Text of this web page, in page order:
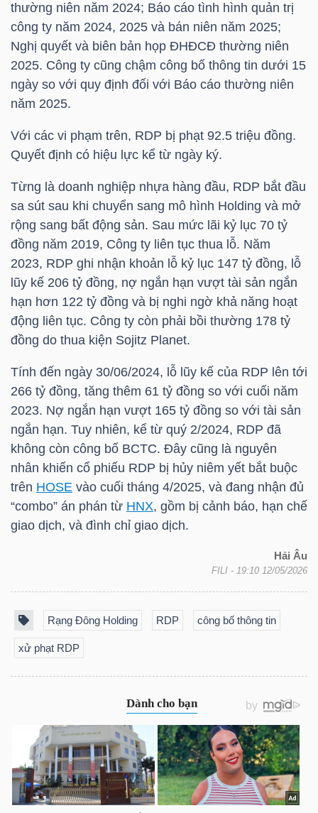
thường niên năm 2024; Báo cáo tình hình quản trị
công ty năm 2024, 2025 và bán niên năm 2025;
Nghị quyết và biên bản họp ĐHĐCĐ thường niên
2025. Công ty cũng chậm công bố thông tin dưới 15
ngày so với quy định đối với Báo cáo thường niên
năm 2025.
Với các vi phạm trên, RDP bị phạt 92.5 triệu đồng.
Quyết định có hiệu lực kể từ ngày ký.
Từng là doanh nghiệp nhựa hàng đầu, RDP bắt đầu
sa sút sau khi chuyển sang mô hình Holding và mở
rộng sang bất động sản. Sau mức lãi kỷ lục 70 tỷ
đồng năm 2019, Công ty liên tục thua lỗ. Năm
2023, RDP ghi nhận khoản lỗ kỷ lục 147 tỷ đồng, lỗ
lũy kế 206 tỷ đồng, nợ ngắn hạn vượt tài sản ngắn
hạn hơn 122 tỷ đồng và bị nghi ngờ khả năng hoạt
động liên tục. Công ty còn phải bồi thường 178 tỷ
đồng do thua kiện Sojitz Planet.
Tính đến ngày 30/06/2024, lỗ lũy kế của RDP lên tới
266 tỷ đồng, tăng thêm 61 tỷ đồng so với cuối năm
2023. Nợ ngắn hạn vượt 165 tỷ đồng so với tài sản
ngắn hạn. Tuy nhiên, kể từ quý 2/2024, RDP đã
không còn công bố BCTC. Đây cũng là nguyên
nhân khiến cổ phiếu RDP bị hủy niêm yết bắt buộc
trên HOSE vào cuối tháng 4/2025, và đang nhận đủ
“combo” án phán từ HNX, gồm bị cảnh báo, hạn chế
giao dịch, và đình chỉ giao dịch.
Hải Âu
FILI - 19:10 12/05/2026
Rạng Đông Holding RDP công bố thông tin
xử phạt RDP
CHÍNH
HÓA
KINH
THẾ
GIỚI
ĐÔNG
TÀI
CHÍNH
CÁ
NGÀNH